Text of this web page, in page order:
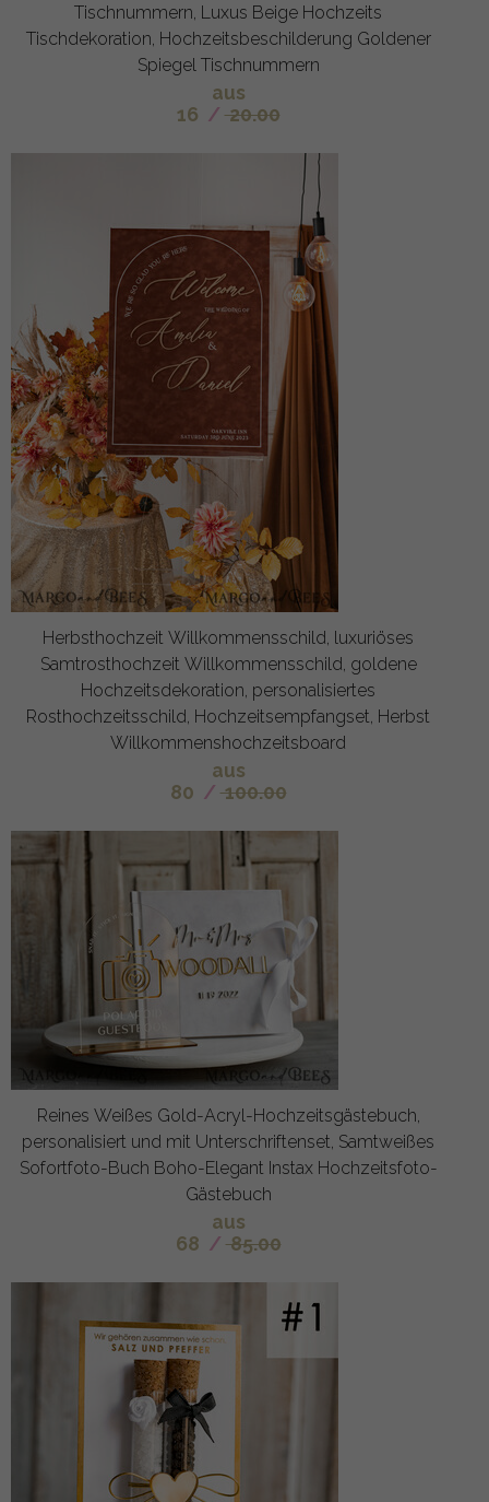
Tischnummern, Luxus Beige Hochzeits
Tischdekoration, Hochzeitsbeschilderung Goldener
Spiegel Tischnummern
aus
16 / 20.00
Herbsthochzeit Willkommensschild, luxuriöses
Samtrosthochzeit Willkommensschild, goldene
Hochzeitsdekoration, personalisiertes
Rosthochzeitsschild, Hochzeitsempfangset, Herbst
Willkommenshochzeitsboard
aus
80 / 100.00
Reines Weißes Gold-Acryl-Hochzeitsgästebuch,
personalisiert und mit Unterschriftenset, Samtweißes
Sofortfoto-Buch Boho-Elegant Instax Hochzeitsfoto-
Gästebuch
aus
68 / 85.00